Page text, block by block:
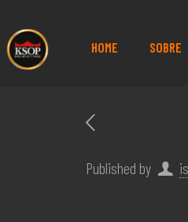
HOME SOBRE
Published by